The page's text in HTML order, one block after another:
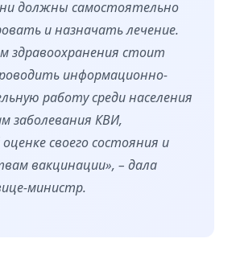
должны самостоятельно
и назначать лечение.
здравоохранения стоит
информационно-
работу среди населения
заболевания КВИ,
своего состояния и
вакцинации», – дала
министр.